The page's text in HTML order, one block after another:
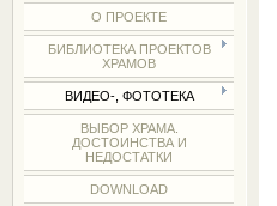
О ПРОЕКТЕ
БИБЛИОТЕКА ПРОЕКТОВ
ХРАМОВ
ВИДЕО-, ФОТОТЕКА
ВЫБОР ХРАМА.
ДОСТОИНСТВА И
НЕДОСТАТКИ
DOWNLOAD